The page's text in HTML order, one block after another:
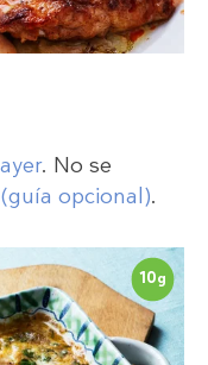
. No se
(guía opcional).
10g